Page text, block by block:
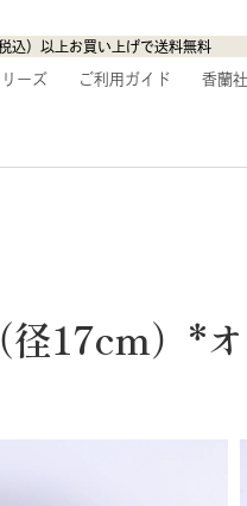
込）以上お買い上げで送料無料
リーズ ご利用ガイド 香蘭
径17cm）*